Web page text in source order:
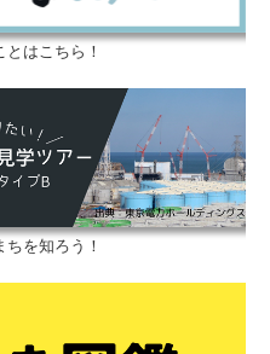
はこちら！
を知ろう！